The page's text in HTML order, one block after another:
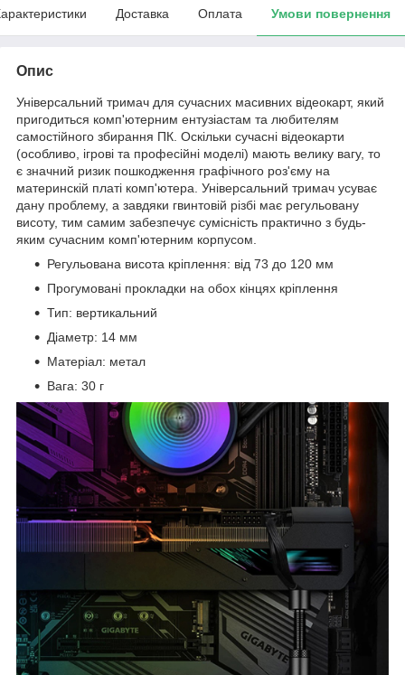
Доставка Оплата Умови повернення
Опис
Універсальний тримач для сучасних масивних відеокарт, який
пригодиться комп'ютерним ентузіастам та любителям
самостійного збирання ПК. Оскільки сучасні відеокарти
(особливо, ігрові та професійні моделі) мають велику вагу, то
є значний ризик пошкодження графічного роз'єму на
материнскій платі комп'ютера. Універсальний тримач усуває
дану проблему, а завдяки гвинтовій різбі має регульовану
висоту, тим самим забезпечує сумісність практично з будь-
яким сучасним комп'ютерним корпусом.
Регульована висота кріплення: від 73 до 120 мм
Прогумовані прокладки на обох кінцях кріплення
Тип: вертикальний
Діаметр: 14 мм
Матеріал: метал
Вага: 30 г